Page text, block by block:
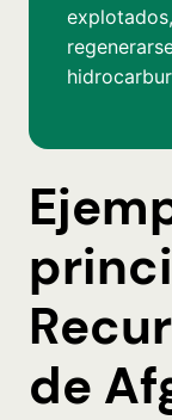
de